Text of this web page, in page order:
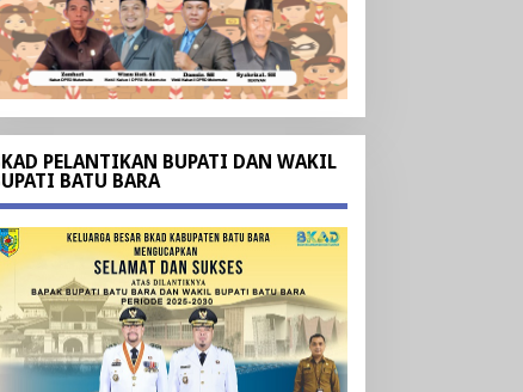
PELANTIKAN BUPATI DAN WAKIL
BATU BARA